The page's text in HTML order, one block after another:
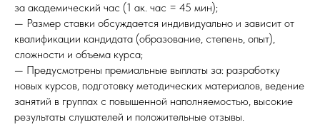
за академический час (1 ак. час = 45 мин);
— Размер ставки обсуждается индивидуально и зависит от
квалификации кандидата (образование, степень, опыт),
сложности и объема курса;
— Предусмотрены премиальные выплаты за: разработку
новых курсов, подготовку методических материалов, ведение
занятий в группах с повышенной наполняемостью, высокие
результаты слушателей и положительные отзывы.